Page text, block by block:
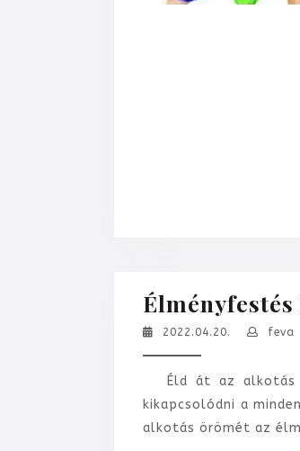
2022.04.20. 2022.04.20.
feva
Éld át az alkotás
kikapcsolódni a
alkotás örömét az